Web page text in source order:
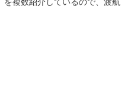
複数紹介しているので、渡航